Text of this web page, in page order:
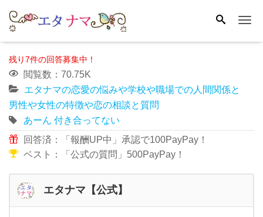
残り7件の回答募集中！
閲覧数：70.75K
エタナマの恋愛の悩みや学校や職場での人間関係と
男性や女性の特徴や恋の相談と質問
あーん 付き合ってない
回答済：「報酬UP中」承認で100PayPay！
ベスト：「公式の質問」500PayPay！
エタナマ【公式】